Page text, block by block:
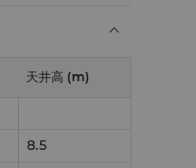
天井高 (m)
8.5